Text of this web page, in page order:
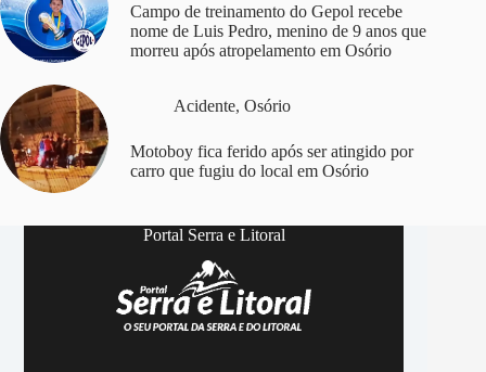
Campo de treinamento do Gepol recebe
nome de Luis Pedro, menino de 9 anos que
morreu após atropelamento em Osório
Acidente, Osório
Motoboy fica ferido após ser atingido por
carro que fugiu do local em Osório
Portal Serra e Litoral